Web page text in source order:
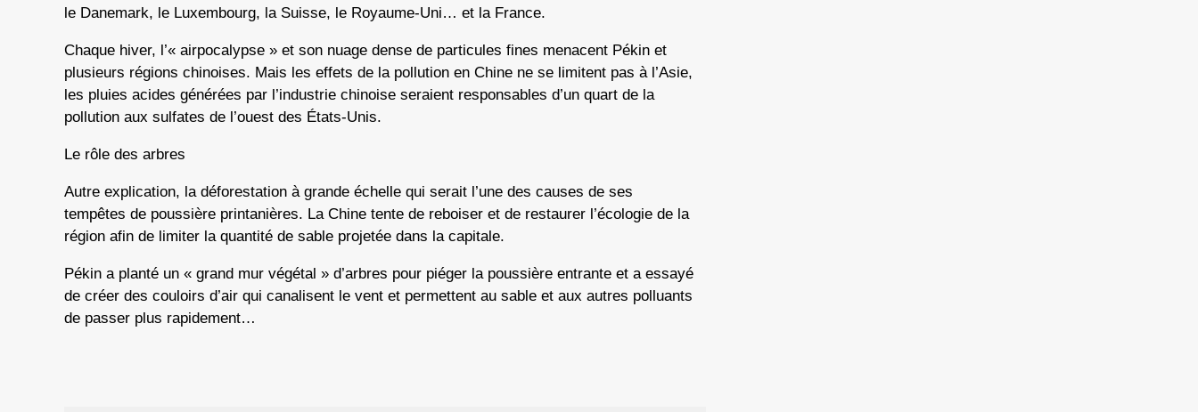
le Danemark, le Luxembourg, la Suisse, le Royaume-Uni… et la France.
Chaque hiver, l’« airpocalypse » et son nuage dense de particules fines menacent Pékin et
plusieurs régions chinoises. Mais les effets de la pollution en Chine ne se limitent pas à l’Asie,
les pluies acides générées par l’industrie chinoise seraient responsables d’un quart de la
pollution aux sulfates de l’ouest des États-Unis.
Le rôle des arbres
Autre explication, la déforestation à grande échelle qui serait l’une des causes de ses
tempêtes de poussière printanières. La Chine tente de reboiser et de restaurer l’écologie de la
région afin de limiter la quantité de sable projetée dans la capitale.
Pékin a planté un « grand mur végétal » d’arbres pour piéger la poussière entrante et a essayé
de créer des couloirs d’air qui canalisent le vent et permettent au sable et aux autres polluants
de passer plus rapidement…